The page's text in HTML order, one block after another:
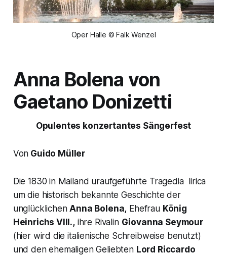
Oper Halle © Falk Wenzel
Anna Bolena von
Gaetano Donizetti
Opulentes konzertantes Sängerfest
Von Guido Müller
Die 1830 in Mailand uraufgeführte Tragedia lirica
um die historisch bekannte Geschichte der
unglücklichenAnna Bolena, Ehefrau König
Heinrichs VIII.,ihre Rivalin Giovanna Seymour
(hier wird die italienische Schreibweise benutzt)
und den ehemaligen Geliebten Lord Riccardo